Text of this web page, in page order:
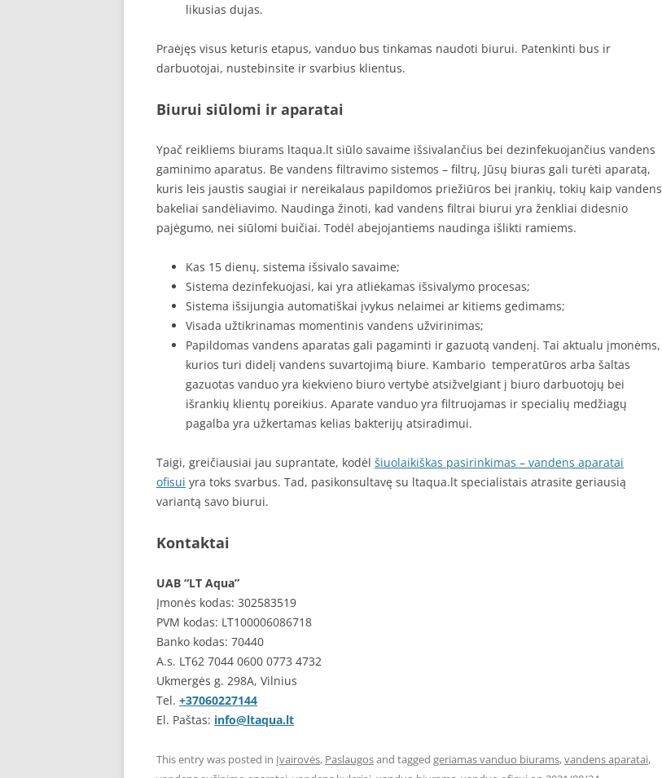
likusias dujas.
Praėjęs visus keturis etapus, vanduo bus tinkamas naudoti biurui. Patenkinti bus ir
darbuotojai, nustebinsite ir svarbius klientus.
Biurui siūlomi ir aparatai
Ypač reikliems biurams ltaqua.lt siūlo savaime išsivalančius bei dezinfekuojančius vandens
gaminimo aparatus. Be vandens filtravimo sistemos – filtrų, Jūsų biuras gali turėti aparatą,
kuris leis jaustis saugiai ir nereikalaus papildomos priežiūros bei įrankių, tokių kaip vandens
bakeliai sandėliavimo. Naudinga žinoti, kad vandens filtrai biurui yra ženkliai didesnio
pajėgumo, nei siūlomi buičiai. Todėl abejojantiems naudinga išlikti ramiems.
Kas 15 dienų, sistema išsivalo savaime;
Sistema dezinfekuojasi, kai yra atliekamas išsivalymo procesas;
Sistema išsijungia automatiškai įvykus nelaimei ar kitiems gedimams;
Visada užtikrinamas momentinis vandens užvirinimas;
Papildomas vandens aparatas gali pagaminti ir gazuotą vandenį. Tai aktualu įmonėms,
kurios turi didelį vandens suvartojimą biure. Kambario temperatūros arba šaltas
gazuotas vanduo yra kiekvieno biuro vertybė atsižvelgiant į biuro darbuotojų bei
išrankių klientų poreikius. Aparate vanduo yra filtruojamas ir specialių medžiagų
pagalba yra užkertamas kelias bakterijų atsiradimui.
Taigi, greičiausiai jau suprantate, kodėl šiuolaikiškas pasirinkimas – vandens aparatai
ofisui yra toks svarbus. Tad, pasikonsultavę su ltaqua.lt specialistais atrasite geriausią
variantą savo biurui.
Kontaktai
UAB “LT Aqua”
Įmonės kodas: 302583519
PVM kodas: LT100006086718
Banko kodas: 70440
A.s. LT62 7044 0600 0773 4732
Ukmergės g. 298A, Vilnius
Tel. +37060227144
El. Paštas: info@ltaqua.lt
This entry was posted in Įvairovės, Paslaugosand tagged geriamas vanduo biurams,vandens aparatai,